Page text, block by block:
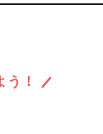
！